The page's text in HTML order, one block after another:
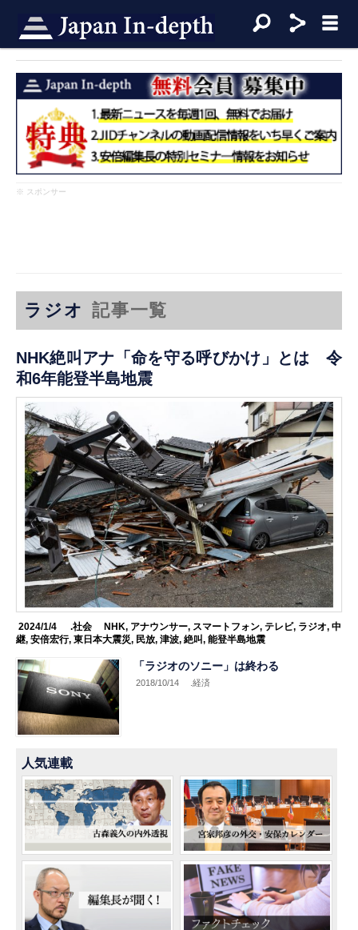
※ スポンサー
ラジオ 記事一覧
NHK絶叫アナ「命を守る呼びかけ」とは 令
和6年能登半島地震
2024/1/4 .社会 NHK, アナウンサー, スマートフォン, テレビ, ラジオ, 中
継,安倍宏行,東日本大震災, 民放,津波,絶叫,能登半島地震
「ラジオのソニー」は終わる
2018/10/14 .経済
人気連載